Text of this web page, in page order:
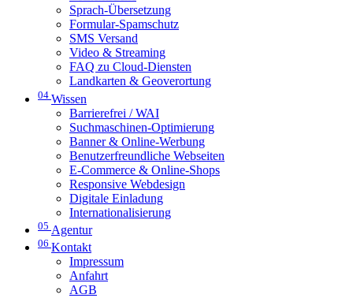
Sprach-Übersetzung
Formular-Spamschutz
SMS Versand
Video & Streaming
FAQ zu Cloud-Diensten
Landkarten & Geoverortung
04 Wissen
Barrierefrei / WAI
Suchmaschinen-Optimierung
Banner & Online-Werbung
Benutzerfreundliche Webseiten
E-Commerce & Online-Shops
Responsive Webdesign
Digitale Einladung
Internationalisierung
05 Agentur
06 Kontakt
Impressum
Anfahrt
AGB